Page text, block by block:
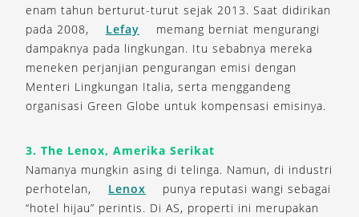
enam tahun berturut-turut sejak 2013. Saat didirikan
pada 2008,
Lefay
memang berniat mengurangi
dampaknya pada lingkungan. Itu sebabnya mereka
meneken perjanjian pengurangan emisi dengan
Menteri Lingkungan Italia, serta menggandeng
organisasi Green Globe untuk kompensasi emisinya.
3. The Lenox, Amerika Serikat
Namanya mungkin asing di telinga. Namun, di industri
perhotelan,
Lenox
punya reputasi wangi sebagai
“hotel hijau” perintis. Di AS, properti ini merupakan